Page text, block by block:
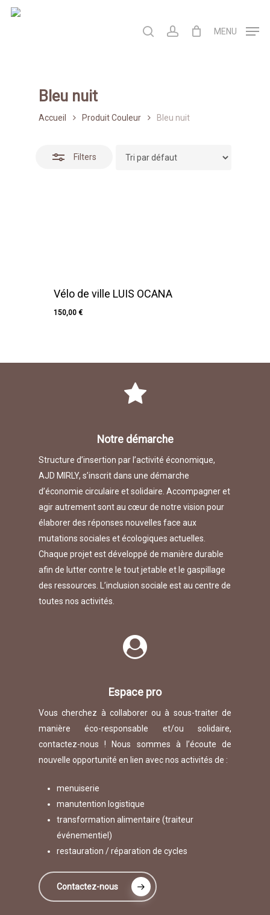
Skip
search account MENU
Bleu nuit
Accueil Produit Couleur Bleu nuit
Filters
Close
Vélo de ville LUIS OCANA
150,00 €
Notre démarche
Structure d’insertion par l’activité économique,
AJD MIRLY, s’inscrit dans une démarche
d’économie circulaire et solidaire. Accompagner et
agir autrement sont au cœur de notre vision pour
élaborer des réponses nouvelles face aux
mutations sociales et écologiques actuelles.
Chaque projet est développé de manière durable
afin de lutter contre le tout jetable et le gaspillage
des ressources. L’inclusion sociale est au centre de
toutes nos activités.
Espace pro
Vous cherchez à collaborer ou à sous-traiter de
manière éco-responsable et/ou solidaire,
contactez-nous ! Nous sommes à l’écoute de
nouvelle opportunité en lien avec nos activités de :
menuiserie
manutention logistique
transformation alimentaire (traiteur
événementiel)
restauration / réparation de cycles
Contactez-nous